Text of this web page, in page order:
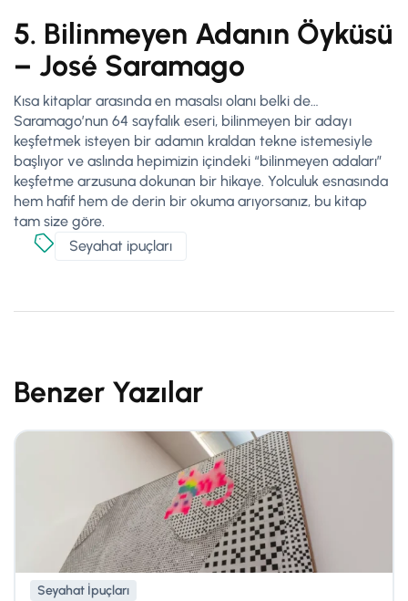
5. Bilinmeyen Adanın Öyküsü
– José Saramago
Kısa kitaplar arasında en masalsı olanı belki de…
Saramago’nun 64 sayfalık eseri, bilinmeyen bir adayı
keşfetmek isteyen bir adamın kraldan tekne istemesiyle
başlıyor ve aslında hepimizin içindeki “bilinmeyen adaları”
keşfetme arzusuna dokunan bir hikaye. Yolculuk esnasında
hem hafif hem de derin bir okuma arıyorsanız, bu kitap
tam size göre.
Seyahat ipuçları
Benzer Yazılar
Seyahat İpuçları